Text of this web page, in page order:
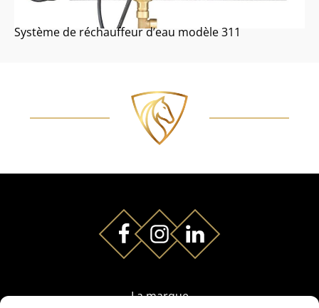
Système de réchauffeur d’eau modèle 311
La marque